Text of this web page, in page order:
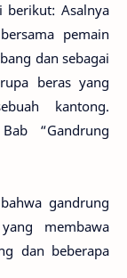
berikut: Asalnya
pemain
dan sebagai
beras yang
kantong.
“Gandrung
gandrung
membawa
dan beberapa